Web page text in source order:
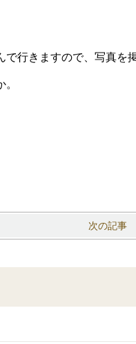
行きますので、写真を
次の記事